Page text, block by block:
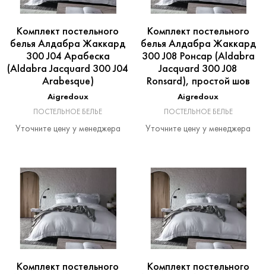
Комплект постельного
белья Алдабра Жаккард
300 J04 Арабеска
(Aldabra Jacquard 300 J04
Arabesque)
Aigredoux
ПОСТЕЛЬНОЕ БЕЛЬЕ
Уточните цену у менеджера
Комплект постельного
белья Алдабра Жаккард
300 J08 Ронсар (Aldabra
Jacquard 300 J08
Ronsard), простой шов
Aigredoux
ПОСТЕЛЬНОЕ БЕЛЬЕ
Уточните цену у менеджера
Комплект постельного
Комплект постельного